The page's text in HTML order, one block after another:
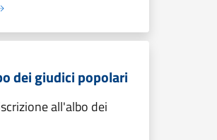
dei giudici popolari
all'albo dei